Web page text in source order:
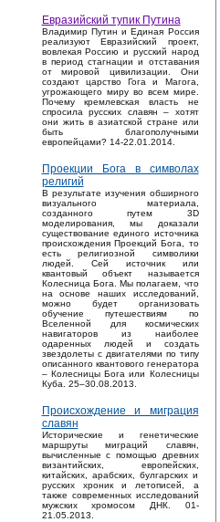
Евразийский тупик Путина
Владимир Путин и Единая Россия
реализуют Евразийский проект,
вовлекая Россию и русский народ
в период стагнации и отставания
от мировой цивилизации. Они
создают царство Гога и Магога,
угрожающего миру во всем мире.
Почему кремлевская власть не
спросила русских славян – хотят
они жить в азиатской стране или
быть благополучными
европейцами? 14-22.01.2014.
Проекции Бога в символах
религий
В результате изучения обширного
визуального материала,
созданного путем 3D
моделирования, мы доказали
существование единого источника
происхождения Проекций Бога, то
есть религиозной символики
людей. Сей источник или
квантовый объект называется
Колесница Бога. Мы полагаем, что
на основе наших исследований,
можно будет организовать
обучение путешествиям по
Вселенной для космических
навигаторов из наиболее
одаренных людей и создать
звездолеты с двигателями по типу
описанного квантового генератора
– Колесницы Бога или Колесницы
Куба. 25–30.08.2013.
Происхождение и миграция
славян
Исторические и генетические
маршруты миграций славян,
вычисленные с помощью древних
византийских, европейских,
китайских, арабских, булгарских и
русских хроник и летописей, а
также современных исследований
мужских хромосом ДНК. 01-
21.05.2013.